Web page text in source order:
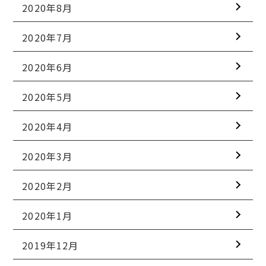
2020年8月
2020年7月
2020年6月
2020年5月
2020年4月
2020年3月
2020年2月
2020年1月
2019年12月